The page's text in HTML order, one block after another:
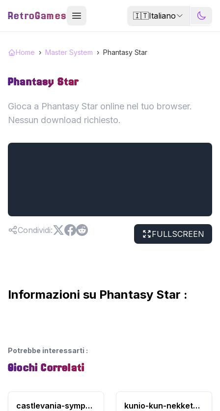
RetroGames 🇮🇹Italiano
Home › Master System › Phantasy Star
Phantasy Star
Gioca a Phantasy Star online nel tuo browser.
Nessun download richiesto.
Condividi: FULLSCREEN
Informazioni su Phantasy Star :
Potrebbe interessarti :
Giochi Correlati
castlevania-symphony-of-the-night kunio-kun-nekketsu-collection-2